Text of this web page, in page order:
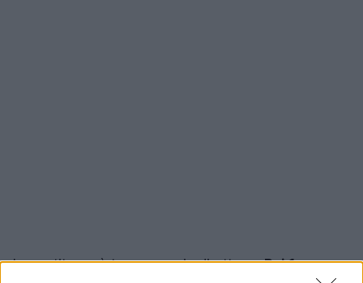
La partita sarà trasmessa in diretta suRai 1e